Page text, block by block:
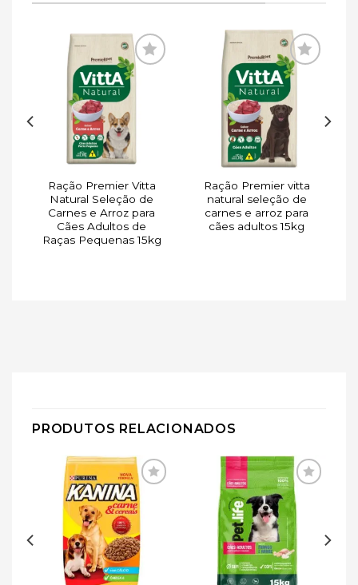
Adicionar
à lista de
desejos
Ração Premier Vitta
Natural Seleção de
Carnes e Arroz para
Cães Adultos de
Raças Pequenas 15kg
Adicionar
à lista de
desejos
Ração Premier vitta
natural seleção de
carnes e arroz para
cães adultos 15kg
PRODUTOS RELACIONADOS
Adicionar
à lista de
desejos
Adicionar
à lista de
desejos